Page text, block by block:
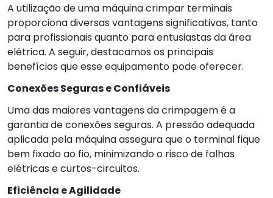
A utilização de uma máquina crimpar terminais
proporciona diversas vantagens significativas, tanto
para profissionais quanto para entusiastas da área
elétrica. A seguir, destacamos os principais
benefícios que esse equipamento pode oferecer.
Conexões Seguras e Confiáveis
Uma das maiores vantagens da crimpagem é a
garantia de conexões seguras. A pressão adequada
aplicada pela máquina assegura que o terminal fique
bem fixado ao fio, minimizando o risco de falhas
elétricas e curtos-circuitos.
Eficiência e Agilidade